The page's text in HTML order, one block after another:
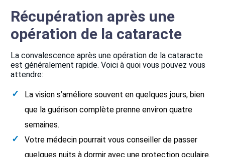
Récupération après une
opération de la cataracte
La convalescence après une opération de la cataracte
est généralement rapide. Voici à quoi vous pouvez vous
attendre:
La vision s’améliore souvent en quelques jours, bien
que la guérison complète prenne environ quatre
semaines.
Votre médecin pourrait vous conseiller de passer
quelques nuits à dormir avec une protection oculaire.